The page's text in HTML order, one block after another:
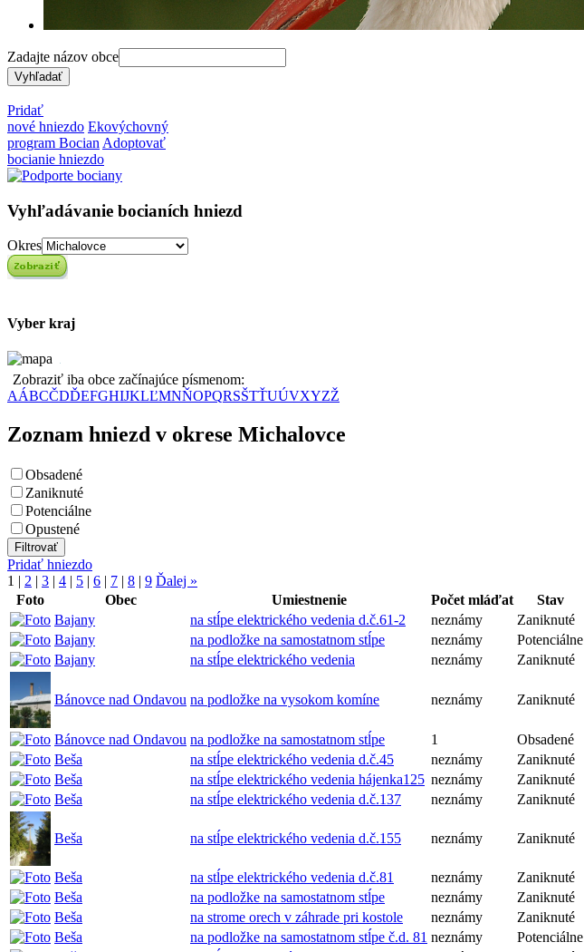
Zadajte názov obce
Pridať
nové hniezdo Ekovýchovný
program Bocian Adoptovať
bocianie hniezdo
Vyhľadávanie bocianích hniezd
Okres
Vyber kraj
Zobraziť iba obce začínajúce písmenom:
AÁBCČDĎEFGHIJKLĽMNŇOPQRSŠTŤUÚVXYZŽ
Zoznam hniezd v okrese Michalovce
Obsadené
Zaniknuté
Potenciálne
Opustené
Pridať hniezdo
1 | 2 | 3 | 4 | 5 | 6 | 7 | 8 | 9 Ďalej »
Foto
Obec Umiestnenie Počet mláďat
Stav
Bajany
na stĺpe elektrického vedenia d.č.61-2 neznámy
Zaniknuté
Bajany
na podložke na samostatnom stĺpe neznámy
Potenciálne
Bajany
na stĺpe elektrického vedenia neznámy Zaniknuté
Bánovce nad Ondavou na podložke na vysokom komíne neznámy Zaniknuté
Bánovce nad Ondavou na podložke na samostatnom stĺpe 1
Obsadené
Beša
na stĺpe elektrického vedenia d.č.45 neznámy
Zaniknuté
Beša
na stĺpe elektrického vedenia hájenka125 neznámy
Zaniknuté
Beša
na stĺpe elektrického vedenia d.č.137 neznámy Zaniknuté
Beša na stĺpe elektrického vedenia d.č.155 neznámy Zaniknuté
Beša na stĺpe elektrického vedenia d.č.81 neznámy
Zaniknuté
Beša
na podložke na samostatnom stĺpe neznámy
Zaniknuté
Beša
na strome orech v záhrade pri kostole neznámy
Zaniknuté
Beša
na podložke na samostatnom stĺpe č.d. 81 neznámy
Potenciálne